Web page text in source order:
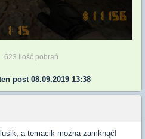
623 Ilość pobrań
post 08.09.2019 13:38
a temacik można zamknąć!